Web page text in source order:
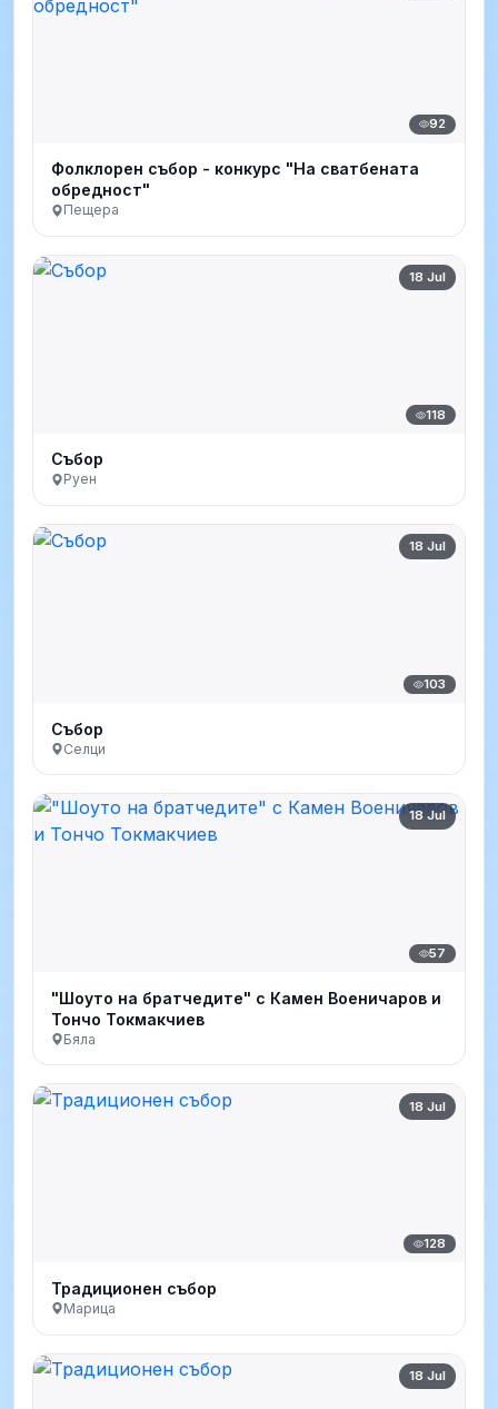
92
Фолклорен събор - конкурс "На сватбената
обредност"
Пещера
18 Jul
118
Събор
Руен
18 Jul
103
Събор
Селци
18 Jul
57
"Шоуто на братчедите" с Камен Военичаров и
Тончо Токмакчиев
Бяла
18 Jul
128
Традиционен събор
Марица
18 Jul